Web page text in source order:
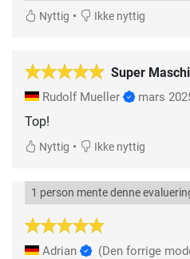
Nyttig • Ikke nyttig
Super
Rudolf Mueller mars
Top!
Nyttig • Ikke nyttig
1 person mente denne
Adrian (Den forrige